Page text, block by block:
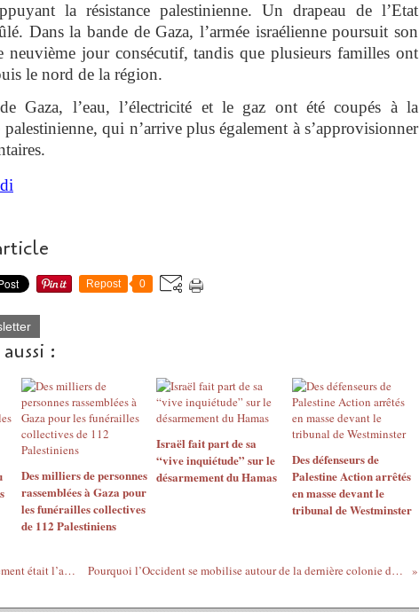
la résistance palestinienne. Un drapeau de l’Etat
Dans la bande de Gaza, l’armée israélienne poursuit son
neuvième jour consécutif, tandis que plusieurs familles ont
le nord de la région.
Gaza, l’eau, l’électricité et le gaz ont été coupés à la
qui n’arrive plus également à s’approvisionner
Repost 0
:
Des milliers de personnes
rassemblées à Gaza pour
les funérailles collectives
de 112 Palestiniens
Israël fait part de sa
“vive inquiétude” sur le
désarmement du Hamas
Des défenseurs de
Palestine Action arrêtés
en masse devant le
tribunal de Westminster
Israël : Au commencement était l’arrogance Pourquoi l’Occident se mobilise autour de la dernière colonie de peuplement